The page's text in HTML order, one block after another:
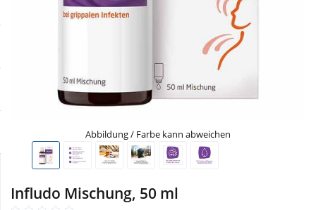
Täglich gut versorgt
Körperpflege & Kosmetik
Mutter & Kind
NahrungsergänzungAbbildung / Farbe kann abweichen
Infludo Mischung, 50 ml